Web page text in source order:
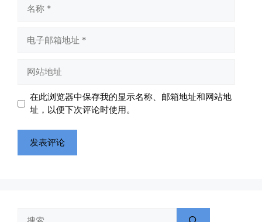
址
址
在此浏览器中保存我的显示名称、邮箱地址和网站地
址，以便下次评论时使用。